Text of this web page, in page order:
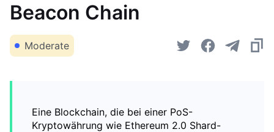
Beacon Chain
Moderate
Eine Blockchain, die bei einer PoS-
Kryptowährung wie Ethereum 2.0 Shard-